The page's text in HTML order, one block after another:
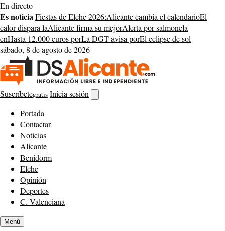
Saltar
al
contenido
En directo
Es noticiaFiestas de Elche 2026:Alicante cambia el calendarioEl
calor dispara laAlicante firma su mejorAlerta por salmonela
enHasta 12.000 euros porLa DGT avisa porEl eclipse de sol
sábado, 8 de agosto de 2026
Suscríbetegratis Inicia sesión
buscador
Portada
Contactar
Noticias
Alicante
Benidorm
Elche
Opinión
Deportes
C. Valenciana
Menú